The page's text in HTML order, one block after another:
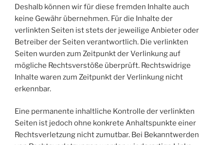
Deshalb können wir für diese fremden Inhalte auch
keine Gewähr übernehmen. Für die Inhalte der
verlinkten Seiten ist stets der jeweilige Anbieter oder
Betreiber der Seiten verantwortlich. Die verlinkten
Seiten wurden zum Zeitpunkt der Verlinkung auf
mögliche Rechtsverstöße überprüft. Rechtswidrige
Inhalte waren zum Zeitpunkt der Verlinkung nicht
erkennbar.
Eine permanente inhaltliche Kontrolle der verlinkten
Seiten ist jedoch ohne konkrete Anhaltspunkte einer
Rechtsverletzung nicht zumutbar. Bei Bekanntwerden